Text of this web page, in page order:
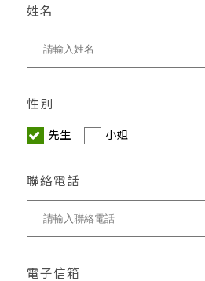
姓名
性別
先生 小姐
聯絡電話
電子信箱